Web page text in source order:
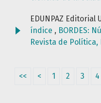
EDUNPAZ Editorial
índice , BORDES:
Revista de Política,
<< < 1 2 3 4